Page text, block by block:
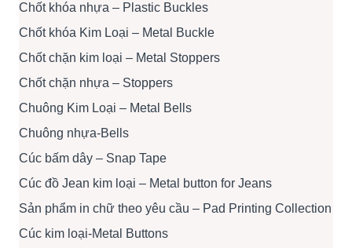
Chốt khóa nhựa – Plastic Buckles
Chốt khóa Kim Loại – Metal Buckle
Chốt chặn kim loại – Metal Stoppers
Chốt chặn nhựa – Stoppers
Chuông Kim Loại – Metal Bells
Chuông nhựa-Bells
Cúc bấm dây – Snap Tape
Cúc đồ Jean kim loại – Metal button for Jeans
Sản phẩm in chữ theo yêu cầu – Pad Printing Collection
Cúc kim loại-Metal Buttons